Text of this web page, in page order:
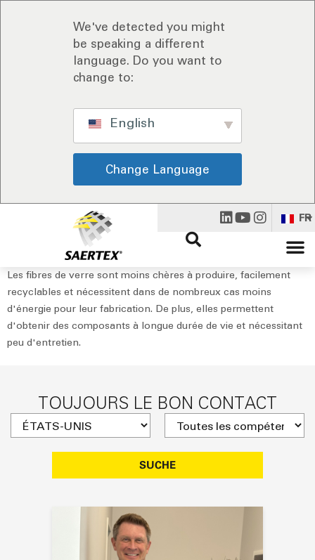
We've detected you might
be speaking a different
language. Do you want to
change to:
English
Change Language
FR
Les fibres de verre sont moins chères à produire, facilement
recyclables et nécessitent dans de nombreux cas moins
d'énergie pour leur fabrication. De plus, elles permettent
d'obtenir des composants à longue durée de vie et nécessitant
peu d'entretien.
TOUJOURS LE BON CONTACT
SUCHE